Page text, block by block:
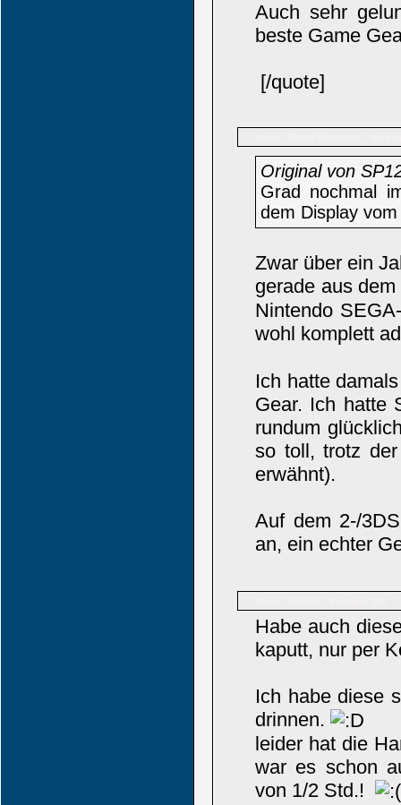
Auch sehr
beste Game
[/quote]
Original von
Grad nochmal
dem Display
Zwar über ein
gerade aus
Nintendo
wohl komplett
Ich hatte
Gear. Ich hatte
rundum
so toll, trotz
erwähnt).
Auf dem 2-/
an, ein echter
Habe auch
kaputt, nur per
Ich habe diese
drinnen.
leider hat die
war es schon
von 1/2 Std.!